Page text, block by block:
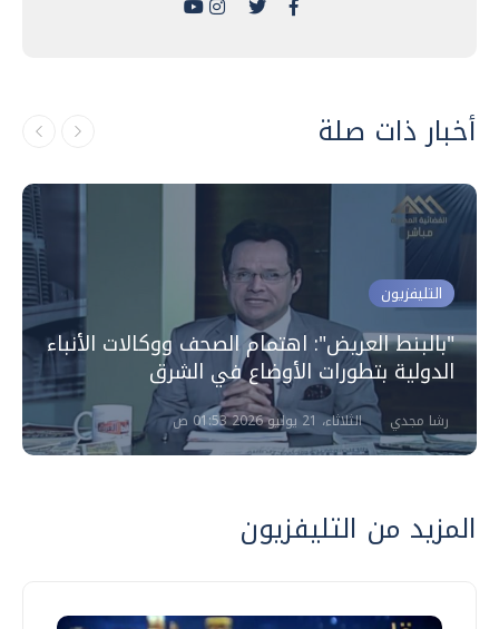
أخبار ذات صلة
التليفزيون
"بالبنط العريض": اهتمام الصحف ووكالات الأنباء
الدولية بتطورات الأوضاع في الشرق
رشا مجدي الثلاثاء، 21 يوليو 2026 01:53 ص
المزيد من التليفزيون